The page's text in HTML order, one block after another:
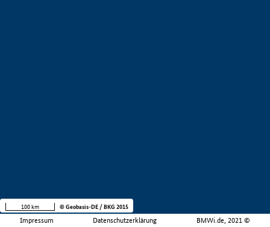
Impressum Datenschutzerklärung BMWi.de, 2021 ©
100 km © Geobasis-DE / BKG 2015